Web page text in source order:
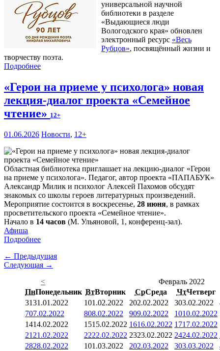
универсальной научной
библиотеки в разделе
«Выдающиеся люди
Вологодского края» обновлен
электронный ресурс «Весь
Рубцов», посвящённый жизни и
творчеству поэта.
Подробнее
«Герои на приеме у психолога» новая
лекция-диалог проекта «Семейное
чтение» 12+
01.06.2026 Новости, 12+
Областная библиотека приглашает на лекцию-диалог «Герои
на приеме у психолога». Педагог, автор проекта «ПАПАБУК»
Александр Милик и психолог Алексей Пахомов обсудят
знакомых со школы героев литературных произведений.
Мероприятие состоится в воскресенье, 28 июня, в рамках
просветительского проекта «Семейное чтение».
Начало в 14 часов (М. Ульяновой, 1, конференц-зал).
Афиша
Подробнее
← Предыдущая
Следующая →
<
Февраль 2022
ПнПонедельник ВтВторник СрСреда ЧтЧетверг
3131.01.2022 101.02.2022 202.02.2022 303.02.2022
707.02.2022 808.02.2022 909.02.2022 1010.02.2022
1414.02.2022 1515.02.2022 1616.02.2022 1717.02.2022
21 21.02.2022 2222.02.2022 2323.02.2022 2424.02.2022
2828.02.2022 101.03.2022 202.03.2022 303.03.2022